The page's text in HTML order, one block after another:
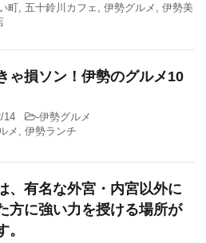
町, 五十鈴川カフェ , 伊勢グルメ , 伊勢美
ゃ損ソン！伊勢のグルメ10
14 -伊勢グルメ
メ, 伊勢ランチ
、有名な外宮・内宮以外に
方に強い力を授ける場所が
。